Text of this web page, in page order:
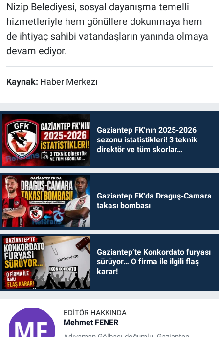
Nizip Belediyesi, sosyal dayanışma temelli
hizmetleriyle hem gönüllere dokunmaya hem
de ihtiyaç sahibi vatandaşların yanında olmaya
devam ediyor.
Kaynak: Haber Merkezi
Gaziantep FK’nın 2025-2026
sezonu istatistikleri! 3 teknik
direktör ve tüm skorlar…
Gaziantep FK’da Draguş-Camara
takası bombası
Gaziantep’te Konkordato furyası
sürüyor… O firma ile ilgili flaş
karar!
EDITÖR HAKKINDA
Mehmet FENER